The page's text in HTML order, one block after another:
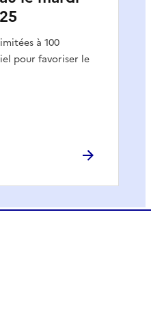
à 100
pour favoriser le